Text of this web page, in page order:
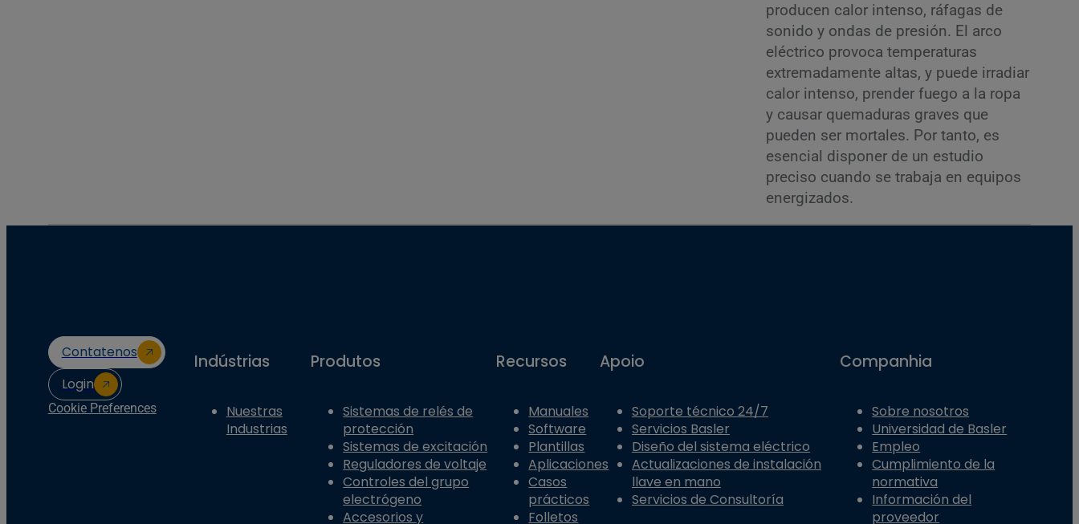
producen calor intenso, ráfagas de
sonido y ondas de presión. El arco
eléctrico provoca temperaturas
extremadamente altas, y puede irradiar
calor intenso, prender fuego a la ropa
y causar quemaduras graves que
pueden ser mortales. Por tanto, es
esencial disponer de un estudio
preciso cuando se trabaja en equipos
energizados.
Contatenos
Login
Cookie Preferences
Indústrias
Nuestras
Industrias
Produtos
Sistemas de relés de
protección
Sistemas de excitación
Reguladores de voltaje
Controles del grupo
electrógeno
Accesorios y
Recursos
Manuales
Software
Plantillas
Aplicaciones
Casos
prácticos
Folletos
Apoio
Soporte técnico 24/7
Servicios Basler
Diseño del sistema eléctrico
Actualizaciones de instalación
llave en mano
Servicios de Consultoría
Companhia
Sobre nosotros
Universidad de Basler
Empleo
Cumplimiento de la
normativa
Información del
proveedor